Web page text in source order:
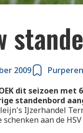
2009
dit seizoen
standenbord
IJzerhandel
aan de HSV